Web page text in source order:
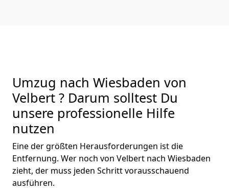
Umzug nach Wiesbaden von
Velbert ? Darum solltest Du
unsere professionelle Hilfe
nutzen
Eine der größten Herausforderungen ist die
Entfernung. Wer noch von Velbert nach Wiesbaden
zieht, der muss jeden Schritt vorausschauend
ausführen.